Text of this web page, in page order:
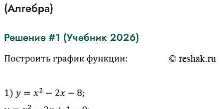
(Алгебра)
Решение #1 (Учебник 2026)